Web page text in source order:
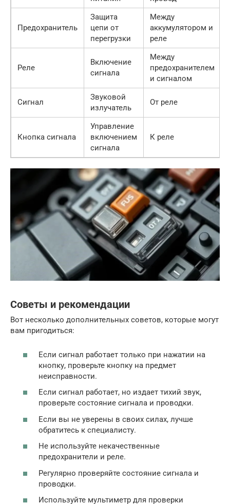
Предохранитель
Защита
цепи от
перегрузки
Между
аккумулятором и
реле
Реле
Включение
сигнала
Между
предохранителем
и сигналом
Сигнал
Звуковой
излучатель
От реле
Кнопка сигнала
Управление
включением
сигнала
К реле
Советы и рекомендации
Вот несколько дополнительных советов, которые могут
вам пригодиться:
Если сигнал работает только при нажатии на
кнопку, проверьте кнопку на предмет
неисправности.
Если сигнал работает, но издает тихий звук,
проверьте состояние сигнала и проводки.
Если вы не уверены в своих силах, лучше
обратитесь к специалисту.
Не используйте некачественные
предохранители и реле.
Регулярно проверяйте состояние сигнала и
проводки.
Используйте мультиметр для проверки